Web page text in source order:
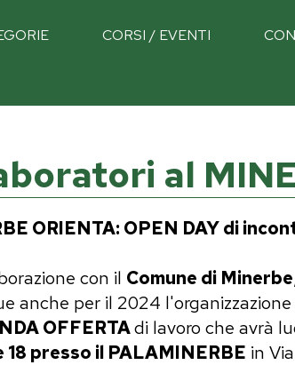
CORSI / EVENTI
al
ORIENTA: OPEN DAY di
con il Comune di Minerbe
anche per il 2024
OFFERTAdi lavoro che avrà
18 presso il PALAMINERBE in